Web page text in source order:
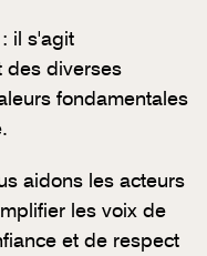
il s'agit
des diverses
fondamentales
aidons les acteurs
les voix de
et de respect